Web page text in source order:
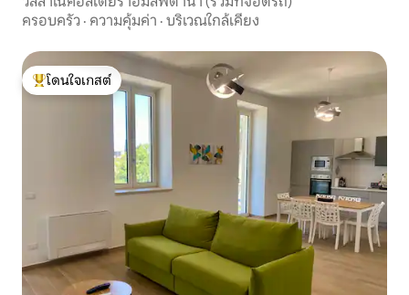
ครอบครัว · ความคุ้มค่า · บริเวณใกล้เคียง
โดนใจเกสต์ที่สุด
โดนใจเกสต์